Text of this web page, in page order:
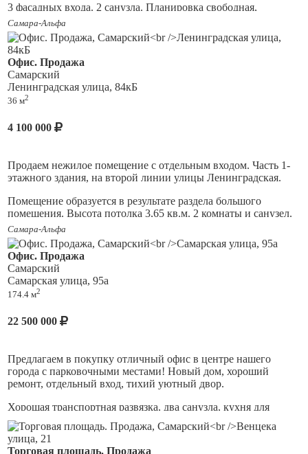
3 фасадных входа. 2 санузла. Планировка свободная,
несущими являются наружные стены. Возможна любая
перепланировка. Кровля не протекает. Электрическая
мощность 25 кВт. В собственности более 15 лет.
Самара-Альфа
Офис. Продажа
Самарский
Ленинградская улица, 84кБ
36 м2
4 100 000
Продаем нежилое помещение с отдельным входом. Часть 1-
этажного здания, на второй линии улицы Ленинградская.
Помещение образуется в результате раздела большого
помещения. Высота потолка 3,65 кв.м. 2 комнаты и санузел.
Несущие стены - наружные, перегородку можно
демонтировать при необходимости. Электрическая мощность
7 кВт.
Самара-Альфа
Офис. Продажа
Самарский
Самарская улица, 95а
174.4 м2
22 500 000
Предлагаем в покупку отличный офис в центре нашего
города с парковочными местами! Новый дом, хороший
ремонт, отдельный вход, тихий уютный двор.
Хорошая транспортная развязка, два санузла, кухня для
сотрудников, очень комфортное и престижное место!
Звоните и приезжайте на просмотр!
Торговая площадь. Продажа